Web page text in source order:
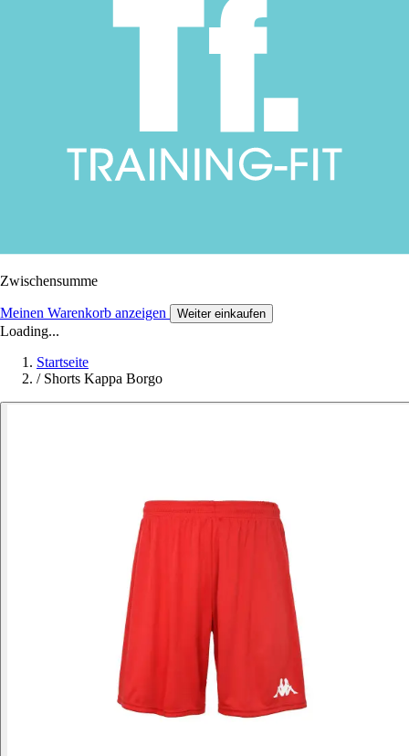
Zwischensumme
Meinen Warenkorb anzeigen Weiter einkaufen
Loading...
Startseite
/ Shorts Kappa Borgo